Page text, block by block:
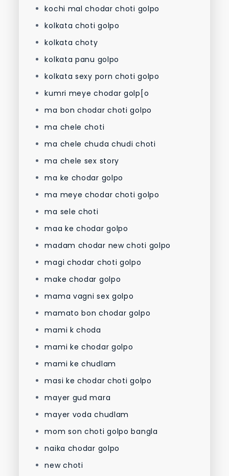
kochi mal chodar choti golpo
kolkata choti golpo
kolkata choty
kolkata panu golpo
kolkata sexy porn choti golpo
kumri meye chodar golp[o
ma bon chodar choti golpo
ma chele choti
ma chele chuda chudi choti
ma chele sex story
ma ke chodar golpo
ma meye chodar choti golpo
ma sele choti
maa ke chodar golpo
madam chodar new choti golpo
magi chodar choti golpo
make chodar golpo
mama vagni sex golpo
mamato bon chodar golpo
mami k choda
mami ke chodar golpo
mami ke chudlam
masi ke chodar choti golpo
mayer gud mara
mayer voda chudlam
mom son choti golpo bangla
naika chodar golpo
new choti